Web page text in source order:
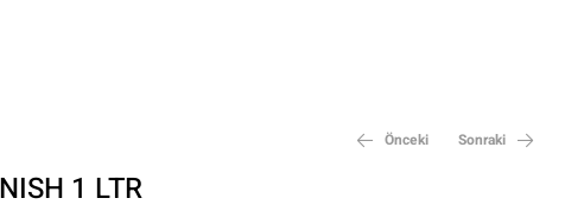
Önceki Sonraki
1 LTR